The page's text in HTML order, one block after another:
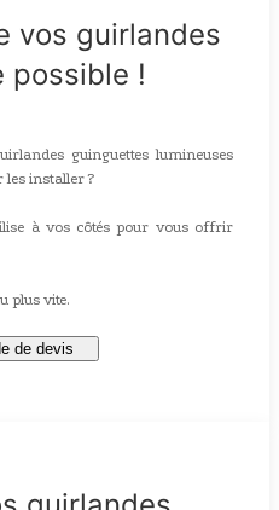
vos guirlandes
possible !
guinguettes lumineuses
les installer ?
à vos côtés pour vous offrir
plus vite.
de devis